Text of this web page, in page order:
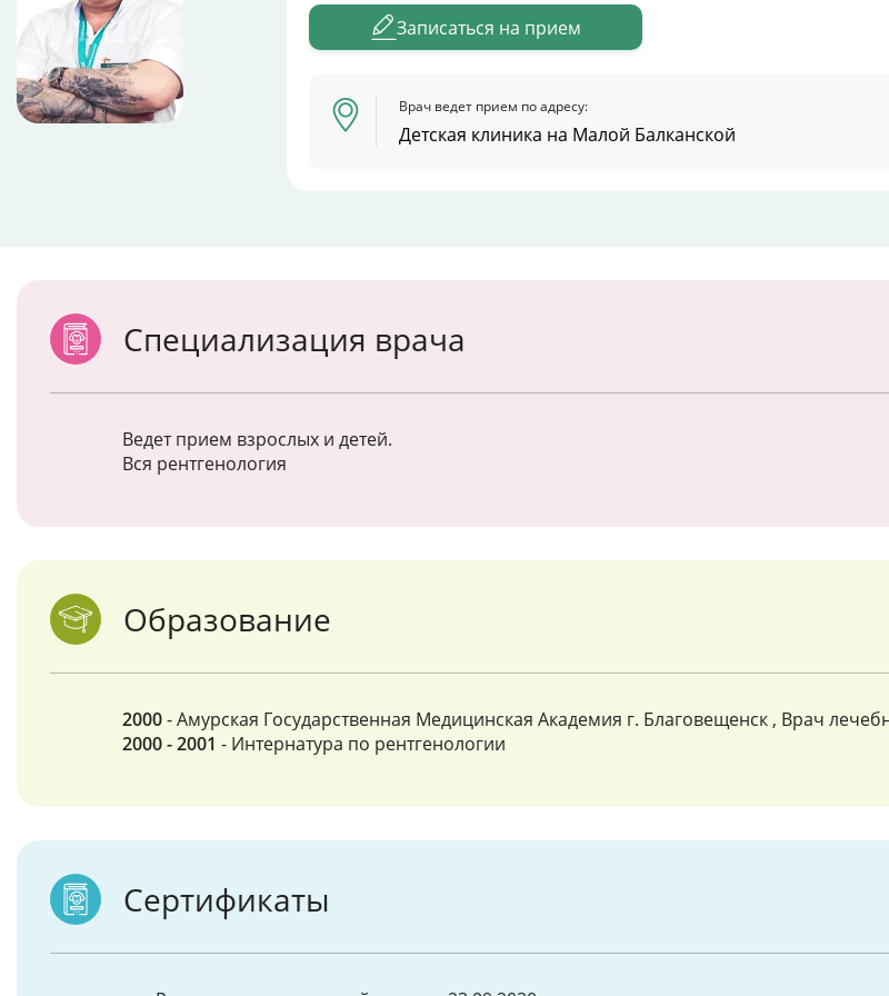
Записаться на прием
Врач ведет прием по адресу:
Детская клиника на Малой Балканской
Специализация врача
Ведет прием взрослых и детей.
Вся рентгенология
Образование
2000- Амурская Государственная Медицинская Академия г. Благовещенск , Врач
2000 - 2001 - Интернатура по рентгенологии
Сертификаты
Цены